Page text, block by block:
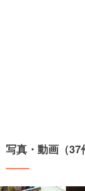
写真・動画（37